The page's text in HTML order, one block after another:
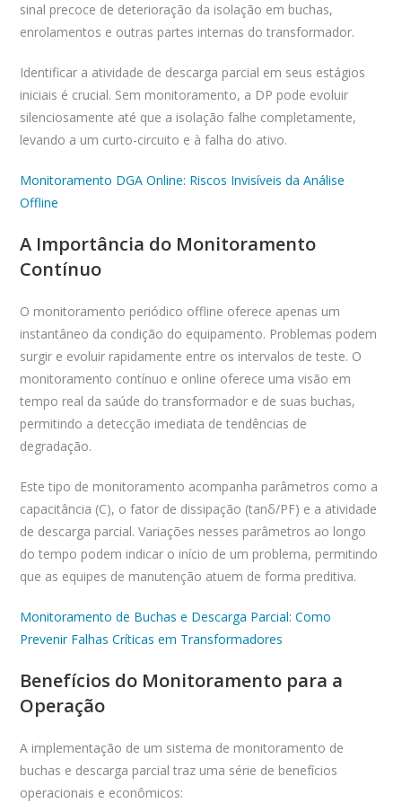
sinal precoce de deterioração da isolação em buchas,
enrolamentos e outras partes internas do transformador.
Identificar a atividade de descarga parcial em seus estágios
iniciais é crucial. Sem monitoramento, a DP pode evoluir
silenciosamente até que a isolação falhe completamente,
levando a um curto-circuito e à falha do ativo.
Monitoramento DGA Online: Riscos Invisíveis da Análise
Offline
A Importância do Monitoramento
Contínuo
O monitoramento periódico offline oferece apenas um
instantâneo da condição do equipamento. Problemas podem
surgir e evoluir rapidamente entre os intervalos de teste. O
monitoramento contínuo e online oferece uma visão em
tempo real da saúde do transformador e de suas buchas,
permitindo a detecção imediata de tendências de
degradação.
Este tipo de monitoramento acompanha parâmetros como a
capacitância (C), o fator de dissipação (tanδ/PF) e a atividade
de descarga parcial. Variações nesses parâmetros ao longo
do tempo podem indicar o início de um problema, permitindo
que as equipes de manutenção atuem de forma preditiva.
Monitoramento de Buchas e Descarga Parcial: Como
Prevenir Falhas Críticas em Transformadores
Benefícios do Monitoramento para a
Operação
A implementação de um sistema de monitoramento de
buchas e descarga parcial traz uma série de benefícios
operacionais e econômicos: